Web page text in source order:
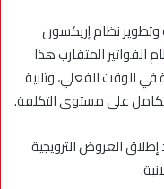
نظام إريكسون
المتقارب هذا
الوقت الفعلي، وتلبية
على مستوى التكلفة.
العروض الترويجية